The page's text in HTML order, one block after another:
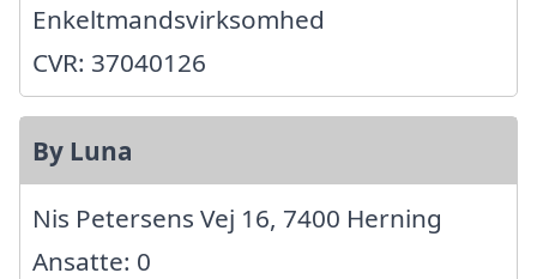
Enkeltmandsvirksomhed
CVR: 37040126
By Luna
Nis Petersens Vej 16, 7400 Herning
Ansatte: 0